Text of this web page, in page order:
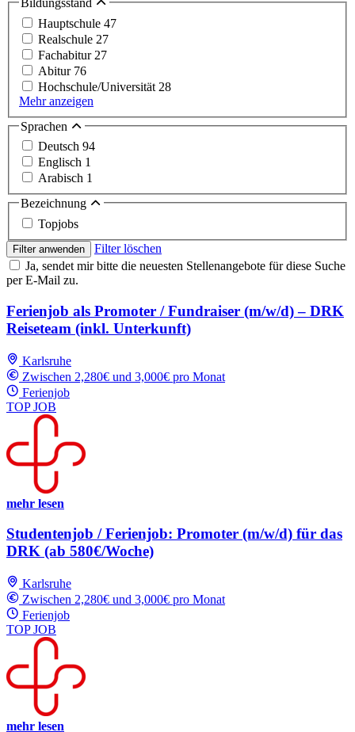
Bildungsstand
Hauptschule 47
Realschule 27
Fachabitur 27
Abitur 76
Hochschule/Universität 28
Mehr anzeigen
Sprachen
Deutsch 94
Englisch 1
Arabisch 1
Bezeichnung
Topjobs
Filter anwenden
Filter löschen
Ja, sendet mir bitte die neuesten Stellenangebote für diese Suche
per E-Mail zu.
Ferienjob als Promoter / Fundraiser (m/w/d) – DRK
Reiseteam (inkl. Unterkunft)
Karlsruhe
Zwischen 2,280€ und 3,000€ pro Monat
Ferienjob
TOP JOB
mehr lesen
Studentenjob / Ferienjob: Promoter (m/w/d) für das
DRK (ab 580€/Woche)
Karlsruhe
Zwischen 2,280€ und 3,000€ pro Monat
Ferienjob
TOP JOB
mehr lesen